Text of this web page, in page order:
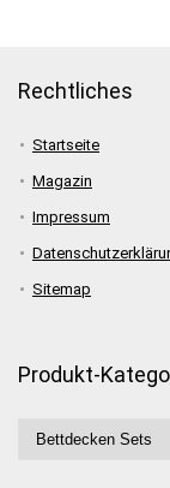
Rechtliches
Startseite
Magazin
Impressum
Sitemap
Produkt-